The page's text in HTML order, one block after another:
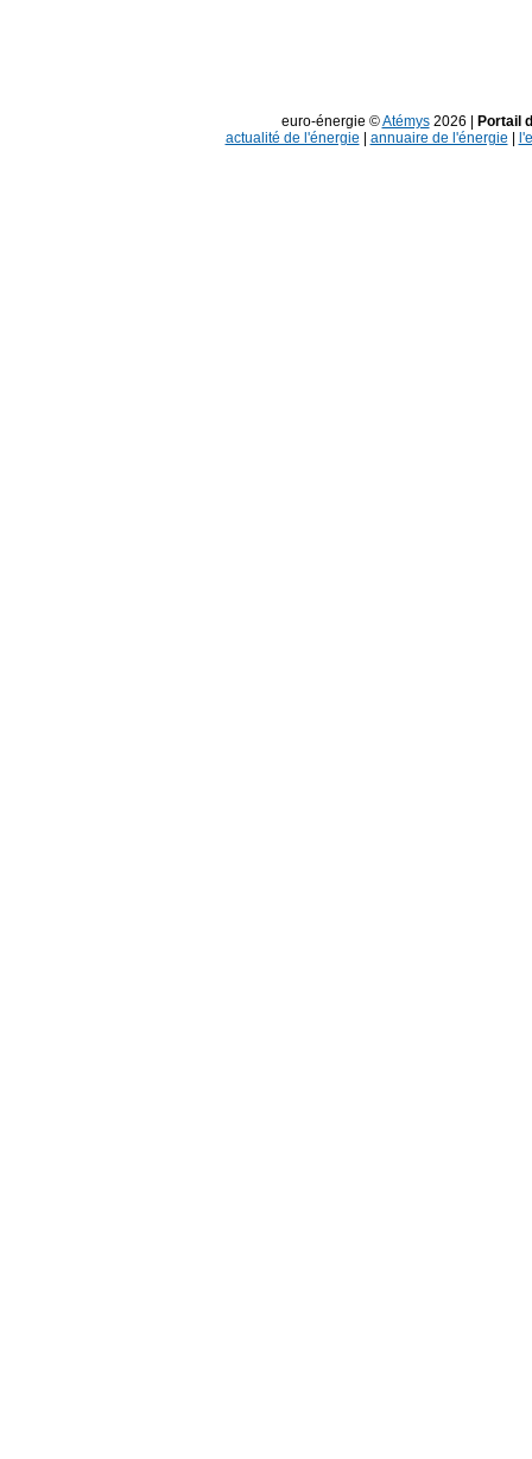
euro-énergie ©Atémys2026 |
Portail
actualité de l'énergie
annuaire de l'énergie